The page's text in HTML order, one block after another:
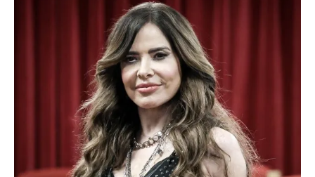
El Suplemento